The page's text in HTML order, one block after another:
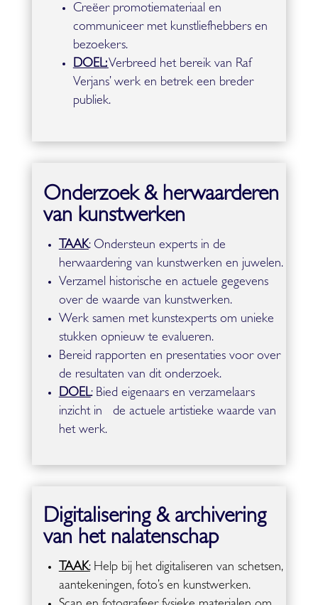
Creëer promotiemateriaal en
communiceer met kunstliefhebbers en
bezoekers.
DOEL:Verbreed het bereik van Raf
Verjans’ werk en betrek een breder
publiek.
Onderzoek & herwaarderen
van kunstwerken
TAAK: Ondersteun experts in de
herwaardering van kunstwerken en juwelen.
Verzamel historische en actuele gegevens
over de waarde van kunstwerken.
Werk samen met kunstexperts om unieke
stukken opnieuw te evalueren.
Bereid rapporten en presentaties voor over
de resultaten van dit onderzoek.
DOEL: Bied eigenaars en verzamelaars
inzicht in de actuele artistieke waarde van
het werk.
Digitalisering & archivering
van het nalatenschap
TAAK:Help bij het digitaliseren van schetsen,
aantekeningen, foto’s en kunstwerken.